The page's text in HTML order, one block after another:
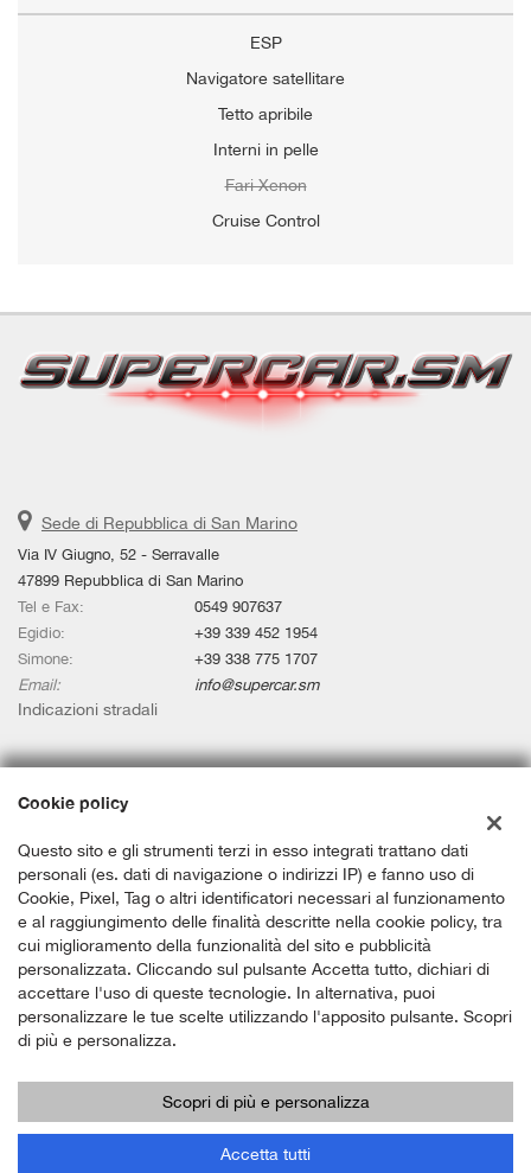
ESP
Navigatore satellitare
Tetto apribile
Interni in pelle
Fari Xenon
Cruise Control
Sede di Repubblica di San Marino
Via IV Giugno, 52 - Serravalle
47899 Repubblica di San Marino
Tel e Fax:
0549 907637
Egidio:
+39 339 452 1954
Simone:
+39 338 775 1707
Email:
info@supercar.sm
Indicazioni stradali
Dati fiscali:
Via IV Giugno, 52 - Serravalle
C.F/P.IVA:SM 23255
Registro delle imprese:Repubblica di San Marino
Copyright © 2026 GestionaleAuto.com S.r.l., Tutti i diritti riservati -
Leggi l'informativa sulla privacy-Cookie Policy
GestionaleAuto.com
Cookie policy
Questo sito e gli strumenti terzi in esso integrati trattano dati
personali (es. dati di navigazione o indirizzi IP) e fanno uso di
Cookie, Pixel, Tag o altri identificatori necessari al funzionamento
e al raggiungimento delle finalità descritte nella cookie policy, tra
cui miglioramento della funzionalità del sito e pubblicità
personalizzata. Cliccando sul pulsante Accetta tutto, dichiari di
accettare l'uso di queste tecnologie. In alternativa, puoi
personalizzare le tue scelte utilizzando l'apposito pulsante. Scopri
di più e personalizza.
Scopri di più e personalizza
Accetta tutti